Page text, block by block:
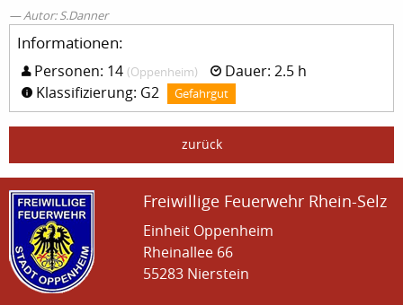
Autor: S.Danner
Informationen:
Personen: 14 (Oppenheim)
Dauer: 2.5 h
Klassifizierung: G2
Gefahrgut
zurück
Freiwillige Feuerwehr Rhein-Selz
Einheit Oppenheim
Rheinallee 66
55283 Nierstein